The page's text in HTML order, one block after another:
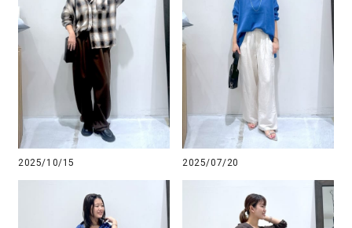
2025/10/15 2025/07/20